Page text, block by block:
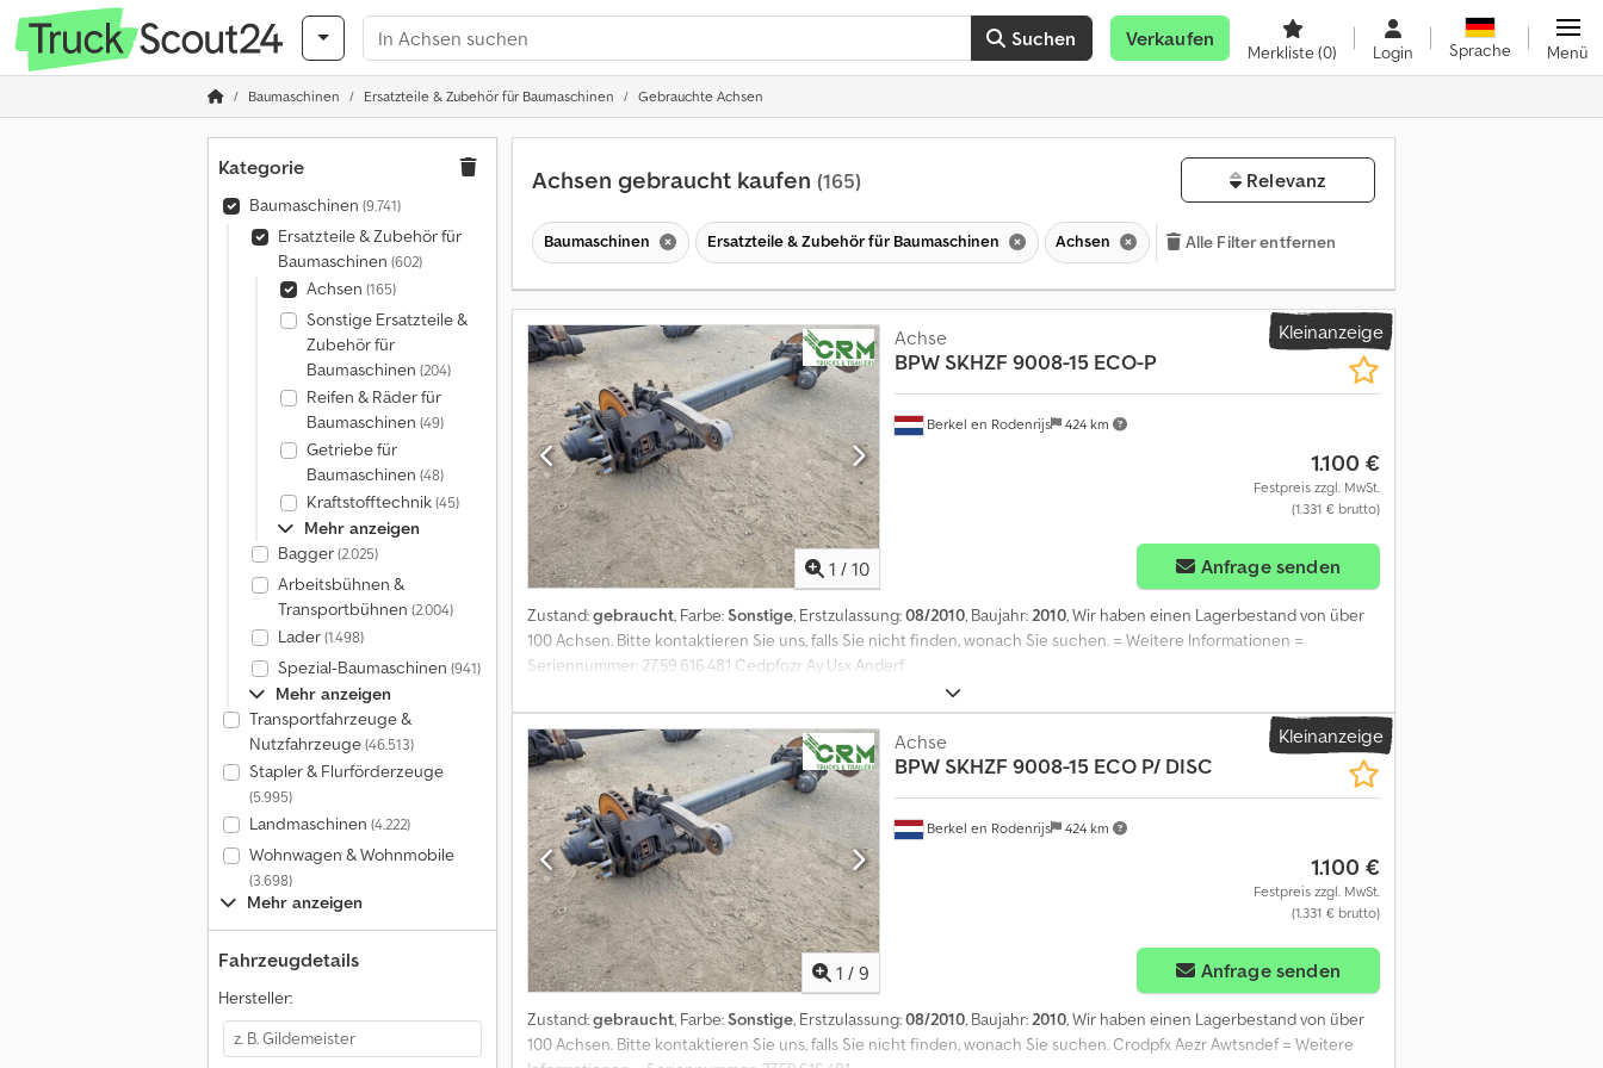
Suchen Verkaufen
Merkliste(0) Login Sprache Menü
Baumaschinen Ersatzteile & Zubehör für Baumaschinen Gebrauchte Achsen
Kategorie
Baumaschinen (9.741)
Ersatzteile & Zubehör für
Baumaschinen (602)
Achsen (165)
Sonstige Ersatzteile &
Zubehör für
Baumaschinen (204)
Reifen & Räder für
Baumaschinen (49)
Getriebe für
Baumaschinen (48)
Kraftstofftechnik(45)
Mehr anzeigen
Bagger(2.025)
Arbeitsbühnen &
Transportbühnen (2.004)
Lader(1.498)
Spezial-Baumaschinen (941)
Mehr anzeigen
Transportfahrzeuge &
Nutzfahrzeuge(46.513)
Stapler & Flurförderzeuge
(5.995)
Landmaschinen (4.222)
Wohnwagen & Wohnmobile
(3.698)
Mehr anzeigen
Fahrzeugdetails
Hersteller:
Achsen gebraucht kaufen (165) Relevanz
Baumaschinen Ersatzteile & Zubehör für Baumaschinen Achsen Alle Filter entfernen
Kleinanzeige
1 / 10
Berkel en Rodenrijs 424 km
Achse
BPW SKHZF 9008-15 ECO-P
1.100 €
Festpreis zzgl. MwSt.
(1.331 € brutto)
Anfrage senden
Zustand:gebraucht, Farbe:Sonstige, Erstzulassung:08/2010, Baujahr:2010, Wir haben einen Lagerbestand von über
100 Achsen. Bitte kontaktieren Sie uns, falls Sie nicht finden, wonach Sie suchen. = Weitere Informationen =
Seriennummer: 27.59.616.481 Cedpfozr Ay Usx Anderf
Kleinanzeige
1 / 9
Berkel en Rodenrijs 424 km
Achse
BPW SKHZF 9008-15 ECO P/ DISC
1.100 €
Festpreis zzgl. MwSt.
(1.331 € brutto)
Anfrage senden
Zustand:gebraucht, Farbe:Sonstige, Erstzulassung:08/2010, Baujahr:2010, Wir haben einen Lagerbestand von über
100 Achsen. Bitte kontaktieren Sie uns, falls Sie nicht finden, wonach Sie suchen. Crodpfx Aezr Awtsndef = Weitere